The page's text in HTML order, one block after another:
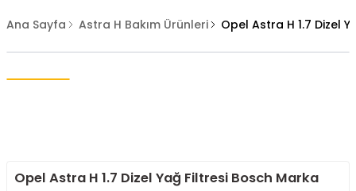
Ana Sayfa Astra H Bakım Ürünleri Opel Astra H 1.7 Dizel
Opel Astra H 1.7 Dizel Yağ Filtresi Bosch Marka